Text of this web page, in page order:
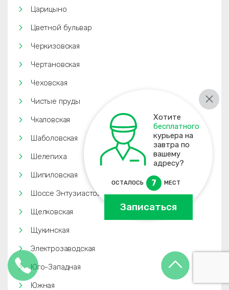
Хотите
бесплатного
курьера на
завтра по
вашему
адресу?
ОСТАЛОСЬ 7 МЕСТ
Записаться
Царицыно
Цветной бульвар
Черкизовская
Чертановская
Чеховская
Чистые пруды
Чкаловская
Шаболовская
Шелепиха
Шипиловская
Шоссе Энтузиастов
Щелковская
Щукинская
Электрозаводская
Юго-Западная
Южная